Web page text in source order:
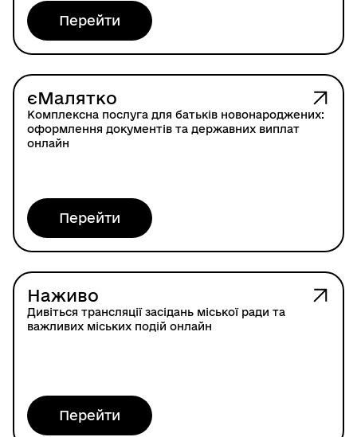
Перейти
єМалятко
Комплексна послуга для батьків новонароджених:
оформлення документів та державних виплат
онлайн
Перейти
Наживо
Дивіться трансляції засідань міської ради та
важливих міських подій онлайн
Перейти